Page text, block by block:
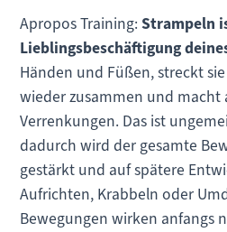
Apropos Training:Strampeln
Lieblingsbeschäftigung
Händen und Füßen, streckt
wieder zusammen und macht
Verrenkungen. Das ist
dadurch wird der gesamte
gestärkt und auf spätere
Aufrichten, Krabbeln oder
Bewegungen wirken anfangs